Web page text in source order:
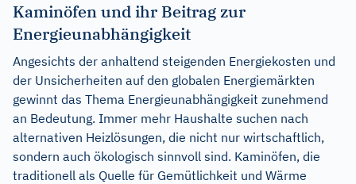
Kaminöfen und ihr Beitrag zur
Energieunabhängigkeit
Angesichts der anhaltend steigenden Energiekosten und
der Unsicherheiten auf den globalen Energiemärkten
gewinnt das Thema Energieunabhängigkeit zunehmend
an Bedeutung. Immer mehr Haushalte suchen nach
alternativen Heizlösungen, die nicht nur wirtschaftlich,
sondern auch ökologisch sinnvoll sind. Kaminöfen, die
traditionell als Quelle für Gemütlichkeit und Wärme